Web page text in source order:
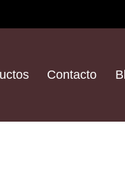
Contacto